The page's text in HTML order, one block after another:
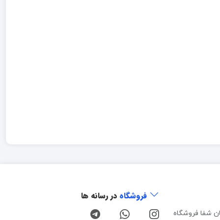
شفا فروشگاه
فروشگاه در رسانه ها